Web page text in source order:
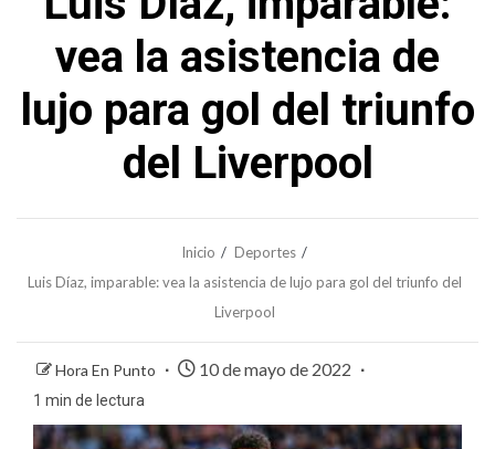
vea la asistencia de
lujo para gol del triunfo
del Liverpool
Inicio
Deportes
Luis Díaz, imparable: vea la asistencia de lujo para gol del triunfo del
Liverpool
Hora En Punto 10 de mayo de 2022
1 min de lectura